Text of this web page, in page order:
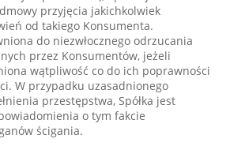
przyjęcia jakichkolwiek
od takiego Konsumenta.
do niezwłocznego odrzucania
przez Konsumentów, jeżeli
wątpliwość co do ich poprawności
W przypadku uzasadnionego
przestępstwa, Spółka jest
o tym fakcie
ścigania.